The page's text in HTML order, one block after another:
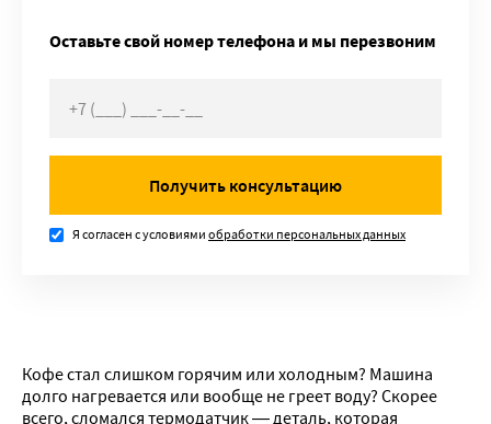
Оставьте свой номер телефона и мы перезвоним
Получить консультацию
Я согласен с условиями обработки персональных данных
Кофе стал слишком горячим или холодным? Машина
долго нагревается или вообще не греет воду? Скорее
всего, сломался термодатчик — деталь, которая